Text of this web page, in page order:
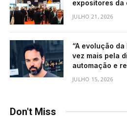
expositores da
JULHO 21, 2026
“A evolução
vez mais pela
automação e
JULHO 15, 2026
Don't Miss